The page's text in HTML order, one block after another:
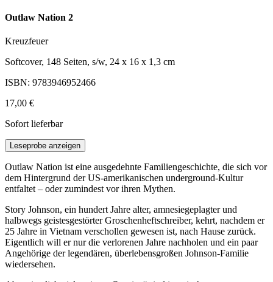
Outlaw Nation 2
Kreuzfeuer
Softcover, 148 Seiten, s/w, 24 x 16 x 1,3 cm
ISBN: 9783946952466
17,00 €
Sofort lieferbar
Leseprobe anzeigen
Outlaw Nation ist eine ausgedehnte Familiengeschichte, die sich vor
dem Hintergrund der US-amerikanischen underground-Kultur
entfaltet – oder zumindest vor ihren Mythen.
Story Johnson, ein hundert Jahre alter, amnesiegeplagter und
halbwegs geistesgestörter Groschenheftschreiber, kehrt, nachdem er
25 Jahre in Vietnam verschollen gewesen ist, nach Hause zurück.
Eigentlich will er nur die verlorenen Jahre nachholen und ein paar
Angehörige der legendären, überlebensgroßen Johnson-Familie
wiedersehen.